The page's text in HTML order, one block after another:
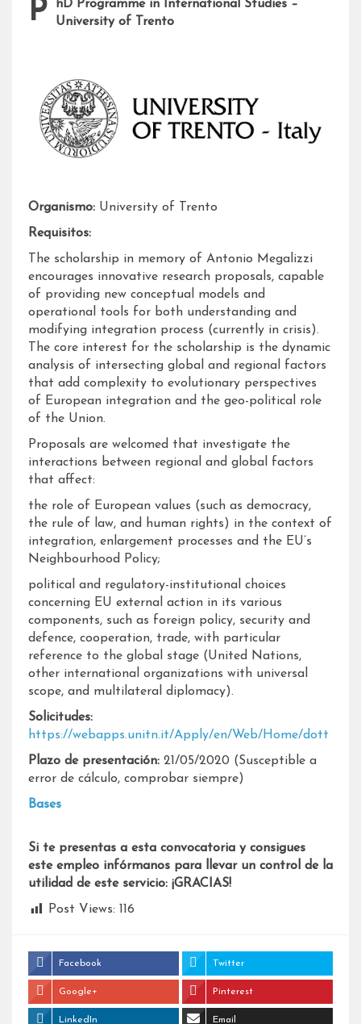
PhD Programme in International Studies – University of Trento
Organismo: University of Trento
Requisitos:
The scholarship in memory of Antonio Megalizzi
encourages innovative research proposals, capable
of providing new conceptual models and
operational tools for both understanding and
modifying integration process (currently in crisis).
The core interest for the scholarship is the dynamic
analysis of intersecting global and regional factors
that add complexity to evolutionary perspectives
of European integration and the geo-political role
of the Union.
Proposals are welcomed that investigate the
interactions between regional and global factors
that affect:
the role of European values (such as democracy,
the rule of law, and human rights) in the context of
integration, enlargement processes and the EU’s
Neighbourhood Policy;
political and regulatory-institutional choices
concerning EU external action in its various
components, such as foreign policy, security and
defence, cooperation, trade, with particular
reference to the global stage (United Nations,
other international organizations with universal
scope, and multilateral diplomacy).
Solicitudes:
https://webapps.unitn.it/Apply/en/Web/Home/dott
Plazo de presentación: 21/05/2020 (Susceptible a
error de cálculo, comprobar siempre)
Bases
Si te presentas a esta convocatoria y consigues
este empleo infórmanos para llevar un control de la
utilidad de este servicio: ¡GRACIAS!
Post Views: 116
Facebook Twitter
Google+ Pinterest
LinkedIn Email